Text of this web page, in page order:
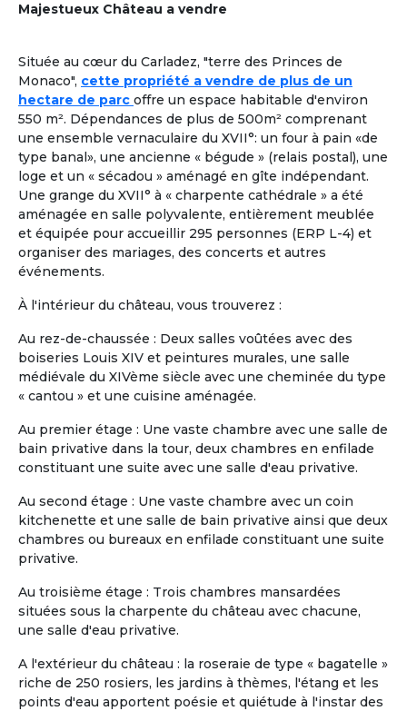
Majestueux Château a vendre
Située au cœur du Carladez, "terre des Princes de
Monaco", cette propriété a vendre de plus de un
hectare de parc offre un espace habitable d'environ
550 m². Dépendances de plus de 500m² comprenant
une ensemble vernaculaire du XVII°: un four à pain «de
type banal», une ancienne « bégude » (relais postal), une
loge et un « sécadou » aménagé en gîte indépendant.
Une grange du XVII° à « charpente cathédrale » a été
aménagée en salle polyvalente, entièrement meublée
et équipée pour accueillir 295 personnes (ERP L-4) et
organiser des mariages, des concerts et autres
événements.
À l'intérieur du château, vous trouverez :
Au rez-de-chaussée : Deux salles voûtées avec des
boiseries Louis XIV et peintures murales, une salle
médiévale du XIVème siècle avec une cheminée du type
« cantou » et une cuisine aménagée.
Au premier étage : Une vaste chambre avec une salle de
bain privative dans la tour, deux chambres en enfilade
constituant une suite avec une salle d'eau privative.
Au second étage : Une vaste chambre avec un coin
kitchenette et une salle de bain privative ainsi que deux
chambres ou bureaux en enfilade constituant une suite
privative.
Au troisième étage : Trois chambres mansardées
situées sous la charpente du château avec chacune,
une salle d'eau privative.
A l'extérieur du château : la roseraie de type « bagatelle »
riche de 250 rosiers, les jardins à thèmes, l'étang et les
points d'eau apportent poésie et quiétude à l'instar des
Formules adaptées à la cohabitation
1 Location dans une Maison Partagée et Solidaire
taille humaine oucolocation chez un senior, pour une
retraite paisible, en adoptantun mode de vie collectif
ou chaque retraité a son rôle à jouer.Les colocataires
seniors n’y sont pas « accueillis », ils sont réellement
chez eux !
Colocation Seniors Maison Partagée
Marrakech Maroc
Et si votre retraite prenait une nouvelle
dimension, entre confort, rencontres et
logement propose une colocation clé en
souhaitant s’installer dans un
environnement à la fois serein, sécurisé et
vivant, tout en conservant leur
indépendance. L’appartement, spacieux et
entièrement meublé, offre : -4 chambres
(possibilité en solo ou en couple) -3 salles
de bain -2 salons confortables -1 espace
salle à manger -1 cuisine équipée -1 grande
terrasse avec jacuzzi Situé au sein d’une
résidence sécurisée 24h/24 et 7j/7,
l’environnement est calme, verdoyant et
agréable à vivre. La résidence est
familles, des jeunes actifs, des couples,
des personnes seules ou encore d’autres
r...
À la une
Slide 1 of 11